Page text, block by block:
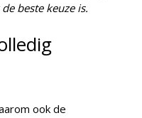
beste keuze is.
ook de